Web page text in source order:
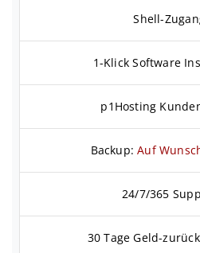
Shell-
1-Klick Software
p1Hosting
Backup:Auf
24/7/365
30 Tage Geld-